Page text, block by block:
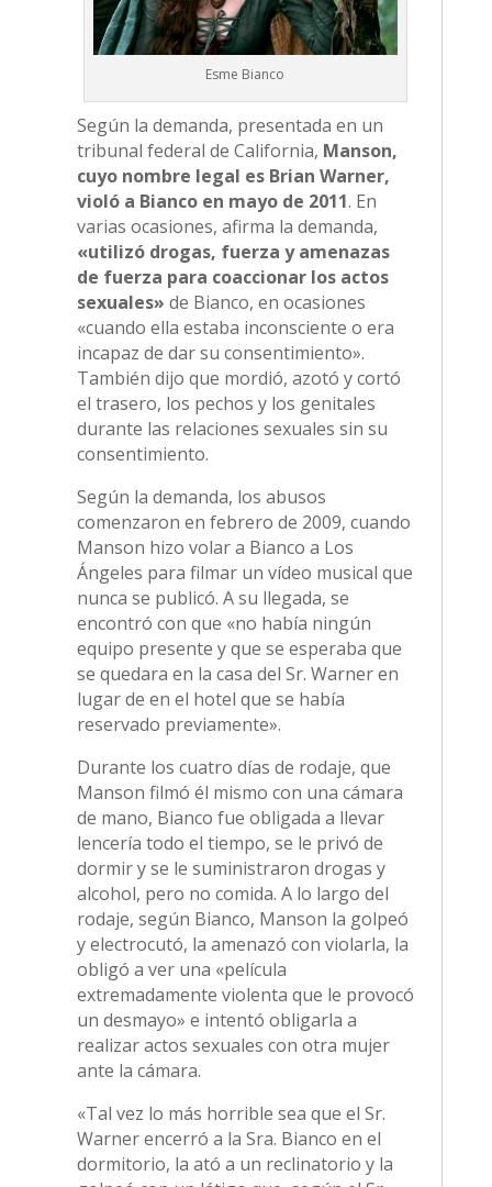
Esme Bianco
Según la demanda, presentada en un
tribunal federal de California, Manson,
cuyo nombre legal es Brian Warner,
violó a Bianco en mayo de 2011. En
varias ocasiones, afirma la demanda,
«utilizó drogas, fuerza y amenazas
de fuerza para coaccionar los actos
sexuales» de Bianco, en ocasiones
«cuando ella estaba inconsciente o era
incapaz de dar su consentimiento».
También dijo que mordió, azotó y cortó
el trasero, los pechos y los genitales
durante las relaciones sexuales sin su
consentimiento.
Según la demanda, los abusos
comenzaron en febrero de 2009, cuando
Manson hizo volar a Bianco a Los
Ángeles para filmar un vídeo musical que
nunca se publicó. A su llegada, se
encontró con que «no había ningún
equipo presente y que se esperaba que
se quedara en la casa del Sr. Warner en
lugar de en el hotel que se había
reservado previamente».
Durante los cuatro días de rodaje, que
Manson filmó él mismo con una cámara
de mano, Bianco fue obligada a llevar
lencería todo el tiempo, se le privó de
dormir y se le suministraron drogas y
alcohol, pero no comida. A lo largo del
rodaje, según Bianco, Manson la golpeó
y electrocutó, la amenazó con violarla, la
obligó a ver una «película
extremadamente violenta que le provocó
un desmayo» e intentó obligarla a
realizar actos sexuales con otra mujer
ante la cámara.
«Tal vez lo más horrible sea que el Sr.
Warner encerró a la Sra. Bianco en el
dormitorio, la ató a un reclinatorio y la